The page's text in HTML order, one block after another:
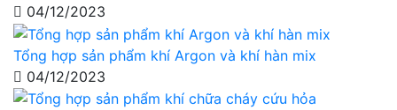
04/12/2023
Tổng hợp sản phẩm khí Argon và khí hàn mix
04/12/2023